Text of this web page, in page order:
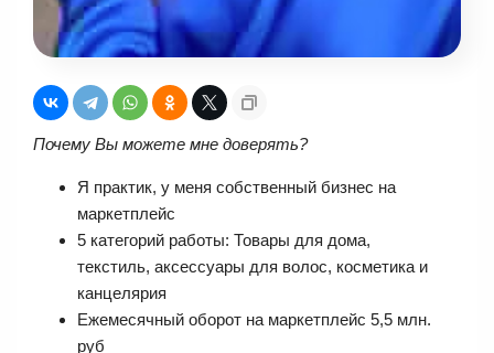
Почему Вы можете мне доверять?
Я практик, у меня собственный бизнес на
маркетплейс
5 категорий работы: Товары для дома,
текстиль, аксессуары для волос, косметика и
канцелярия
Ежемесячный оборот на маркетплейс 5,5 млн.
руб